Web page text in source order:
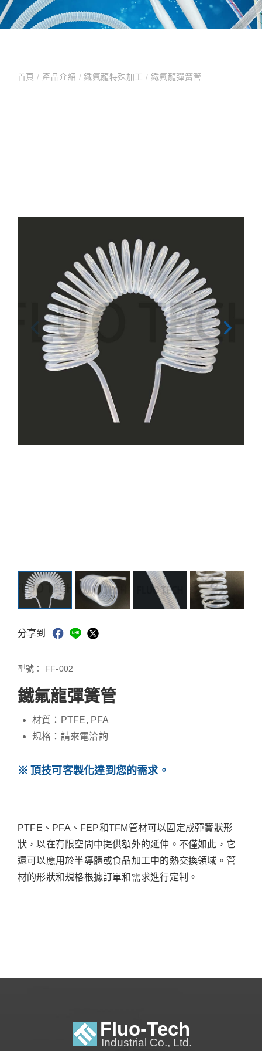
首頁/ 產品介紹 /鐵氟龍特殊加工/ 鐵氟龍彈簧管
分享到
型號： FF-002
鐵氟龍彈簧管
材質：PTFE, PFA
規格：請來電洽詢
頂技可客製化達到您的需求。
PTFE、PFA、FEP和TFM管材可以固定成彈簧狀形
狀，以在有限空間中提供額外的延伸。不僅如此，它
還可以應用於半導體或食品加工中的熱交換領域。管
材的形狀和規格根據訂單和需求進行定制。